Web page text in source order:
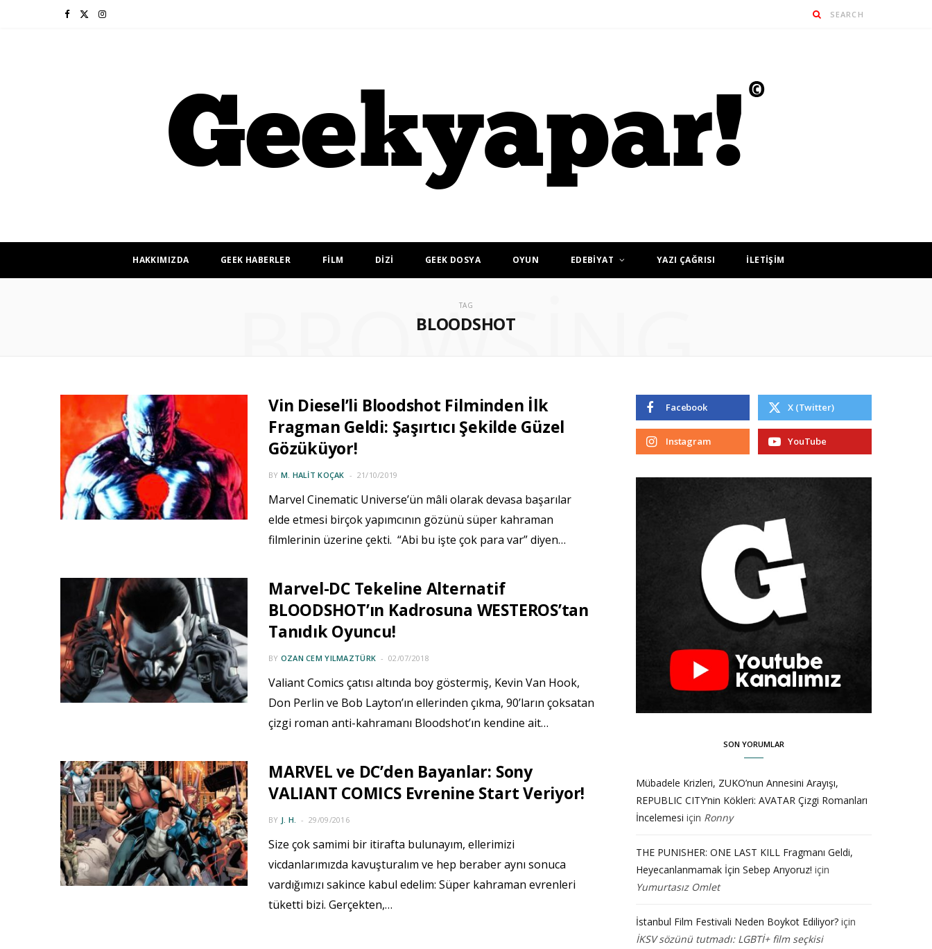
F I
HAKKIMIZDA GEEK HABERLER FİLM DİZİ GEEK DOSYA OYUN EDEBİYAT YAZI ÇAĞRISI İLETİŞİM
TAG
BLOODSHOT
BROWSING
Vin Diesel’li Bloodshot Filminden İlk
Fragman Geldi: Şaşırtıcı Şekilde Güzel
Gözüküyor!
BY M. HALIT KOÇAK 21/10/2019
Marvel Cinematic Universe’ün mâli olarak devasa başarılar
elde etmesi birçok yapımcının gözünü süper kahraman
filmlerinin üzerine çekti. “Abi bu işte çok para var” diyen…
Marvel-DC Tekeline Alternatif
BLOODSHOT’ın Kadrosuna WESTEROS’tan
Tanıdık Oyuncu!
BY OZAN CEM YILMAZTÜRK 02/07/2018
Valiant Comics çatısı altında boy göstermiş, Kevin Van Hook,
Don Perlin ve Bob Layton’ın ellerinden çıkma, 90’ların çoksatan
çizgi roman anti-kahramanı Bloodshot’ın kendine ait…
MARVEL ve DC’den Bayanlar: Sony
VALIANT COMICS Evrenine Start Veriyor!
BY J. H. 29/09/2016
Size çok samimi bir itirafta bulunayım, ellerimizi
vicdanlarımızda kavuşturalım ve hep beraber aynı sonuca
vardığımızı sakince kabul edelim: Süper kahraman evrenleri
tüketti bizi. Gerçekten,…
Facebook X (Twitter)
Instagram YouTube
SON YORUMLAR
Mübadele Krizleri, ZUKO’nun Annesini Arayışı,
REPUBLIC CITY’nin Kökleri: AVATAR Çizgi Romanları
İncelemesi için Ronny
THE PUNISHER: ONE LAST KILL Fragmanı Geldi,
Heyecanlanmamak İçin Sebep Arıyoruz! için
Yumurtasız Omlet
İstanbul Film Festivali Neden Boykot Ediliyor? için
İKSV sözünü tutmadı: LGBTİ+ film seçkisi